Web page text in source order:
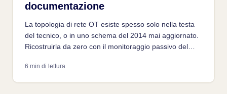
documentazione
La topologia di rete OT esiste spesso solo nella testa
del tecnico, o in uno schema del 2014 mai aggiornato.
Ricostruirla da zero con il monitoraggio passivo del
6 min di lettura